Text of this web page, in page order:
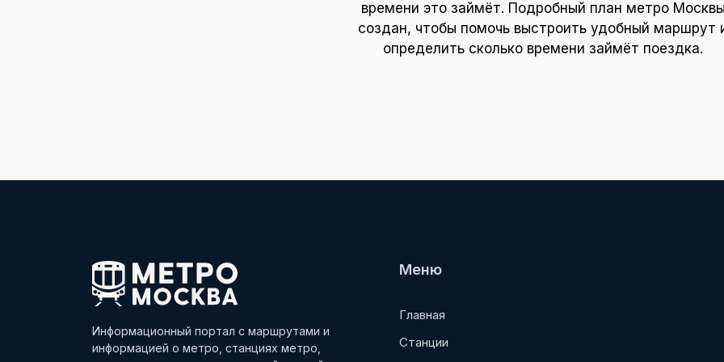
времени это займёт. Подробный план метро
создан, чтобы помочь выстроить удобный маршрут
определить сколько времени займёт поездка.
Информационный портал с маршрутами и
информацией о метро, станциях метро,
Меню
Главная
Станции